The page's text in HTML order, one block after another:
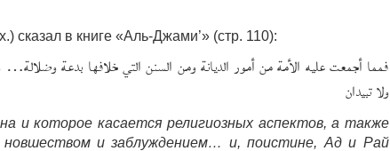
сказал в книге «Аль-Джами’» (стр. 110):
فمما أجمعت عليه الأمة من أمور الديانة ومن السنن التي خلافها بدعة وضلالة…
ولا تبيدان
и которое касается религиозных аспектов, а также
новшеством и заблуждением… и, поистине, Ад и Рай